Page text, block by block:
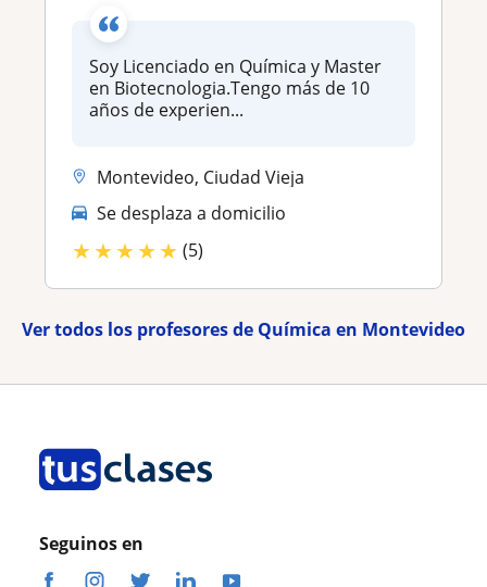
Soy Licenciado en Química y Master
en Biotecnologia.Tengo más de 10
años de experien...
Montevideo, Ciudad Vieja
Se desplaza a domicilio
★★★★★ (5)
Ver todos los profesores de Química en Montevideo
Seguinos en